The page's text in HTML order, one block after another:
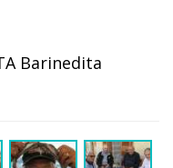
Barinedita